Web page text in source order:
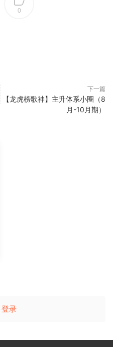
0
下一篇
【龙虎榜歌神】主升体系小圈（8
月-10月期）
登录